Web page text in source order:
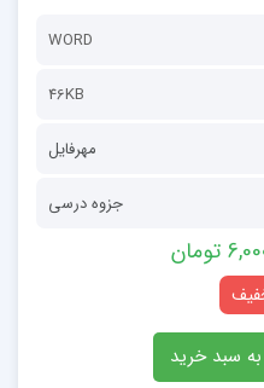
WORD
46KB
مهرفایل
جزوه درسی
تومان
سبد خرید